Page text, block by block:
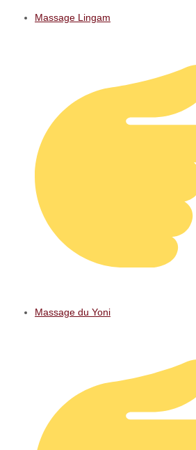
Massage Lingam
Massage du Yoni